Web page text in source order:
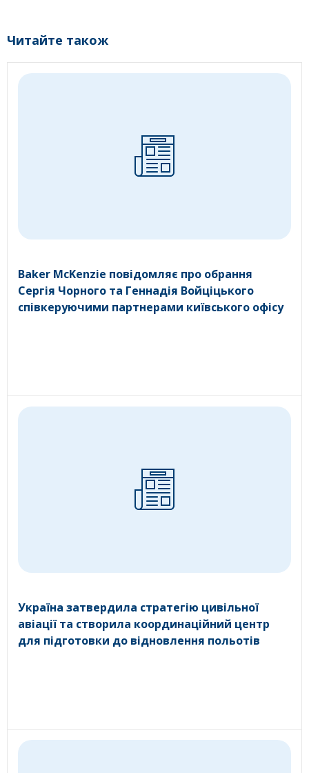
Читайте також
Baker McKenzie повідомляє про обрання
Сергія Чорного та Геннадія Войціцького
співкеруючими партнерами київського офісу
Україна затвердила стратегію цивільної
авіації та створила координаційний центр
для підготовки до відновлення польотів